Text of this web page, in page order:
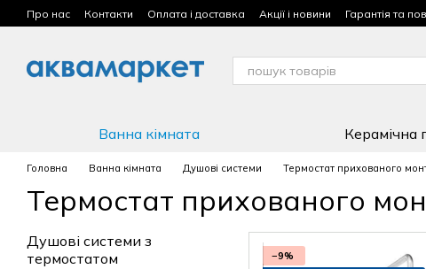
Перейти до основного контенту
Про нас Контакти Оплата і доставка Акції і новини Гарантія та
Умови використання сайту
Ванна кімната Керамічна
Головна Ванна кімната Душові системи Термостат прихованого
Термостат прихованого
−9%
Душові системи з
термостатом